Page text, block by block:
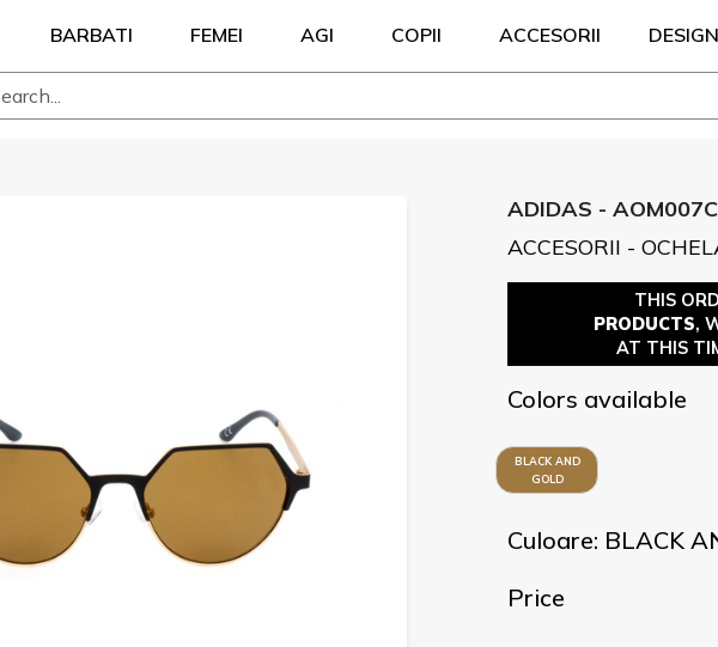
BARBATI FEMEI AGI COPII ACCESORII
ADIDAS -
ACCESORII -
THIS
PRODUCTS,
AT THIS
Colors available
BLACK AND
GOLD
Culoare: BLACK
Price